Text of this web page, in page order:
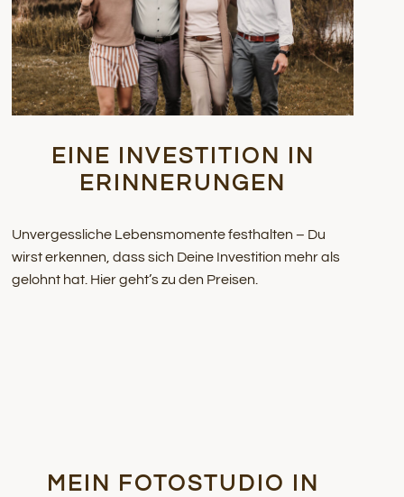
EINE INVESTITION IN
ERINNERUNGEN
Unvergessliche Lebensmomente festhalten – Du
wirst erkennen, dass sich Deine Investition mehr als
gelohnt hat. Hier geht’s zu den Preisen.
MEIN FOTOSTUDIO IN